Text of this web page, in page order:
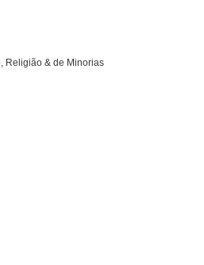
Religião & de Minorias